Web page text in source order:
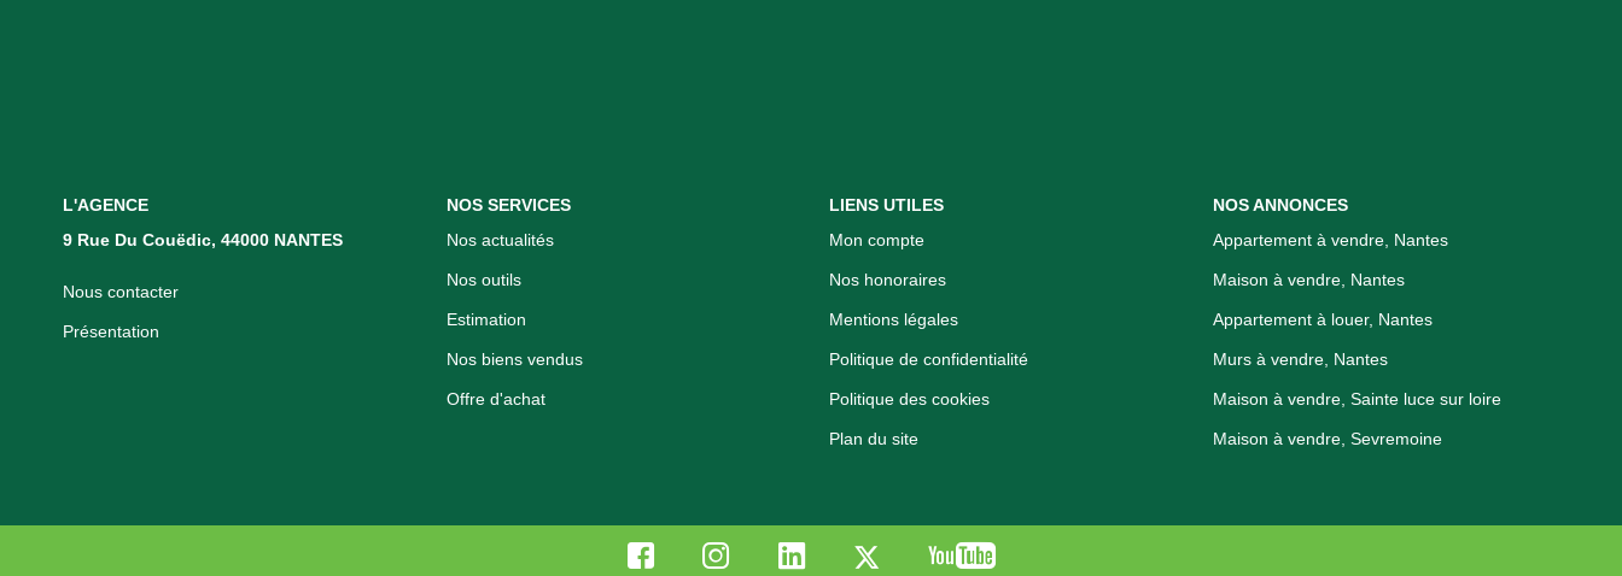
L'AGENCE
9 Rue Du Couëdic, 44000 NANTES
Nous contacter
Présentation
NOS SERVICES
Nos actualités
Nos outils
Estimation
Nos biens vendus
Offre d'achat
LIENS UTILES
Mon compte
Nos honoraires
Mentions légales
Politique de confidentialité
Politique des cookies
Plan du site
NOS ANNONCES
Appartement à vendre, Nantes
Maison à vendre, Nantes
Appartement à louer, Nantes
Murs à vendre, Nantes
Maison à vendre, Sainte luce sur loire
Maison à vendre, Sevremoine